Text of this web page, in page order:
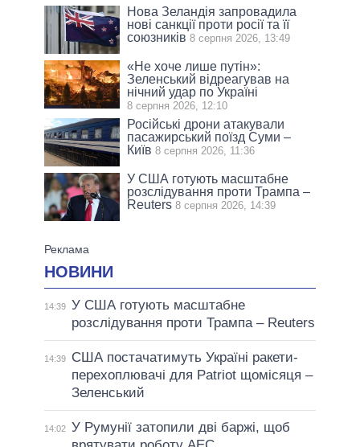
Нова Зеландія запровадила
нові санкції проти росії та її
союзників 8 серпня 2026, 13:49
«Не хоче лише путін»:
Зеленський відреагував на
нічний удар по Україні
8 серпня 2026, 12:10
Російські дрони атакували
пасажирський поїзд Суми –
Київ 8 серпня 2026, 11:36
У США готують масштабне
розслідування проти Трампа –
Reuters 8 серпня 2026, 14:39
НОВИНИ
14:39 У США готують масштабне
розслідування проти Трампа – Reuters
14:39
США постачатимуть Україні ракети-
перехоплювачі для Patriot щомісяця –
Зеленський
14:02 У Румунії затопили дві баржі, щоб